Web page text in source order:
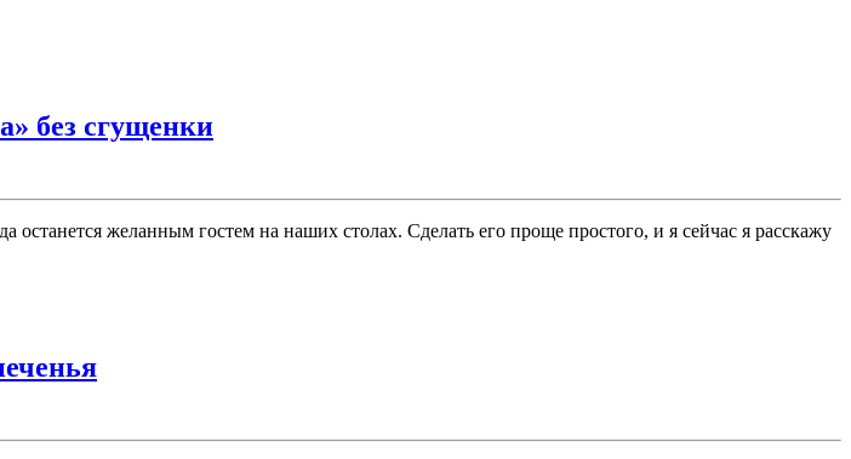
без сгущенки
желанным гостем на наших столах. Сделать его проще простого, и я сейчас я расскажу